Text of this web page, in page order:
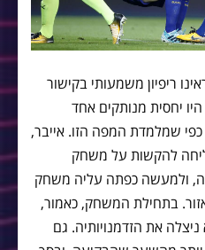
ריפיון משמעותי בקישור
יחסית מנותקים אחד
שמלמדת המפה הזו. אייבר,
להקשות על משחק
ולמעשה כפתה עליה משחק
בתחילת המשחק, כאמור,
את הזדמנויותיה. גם